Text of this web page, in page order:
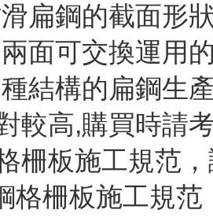
扁鋼的截面形
面可交換運用
結構的扁鋼生
較高,購買時請
柵板施工規范
格柵板施工規范